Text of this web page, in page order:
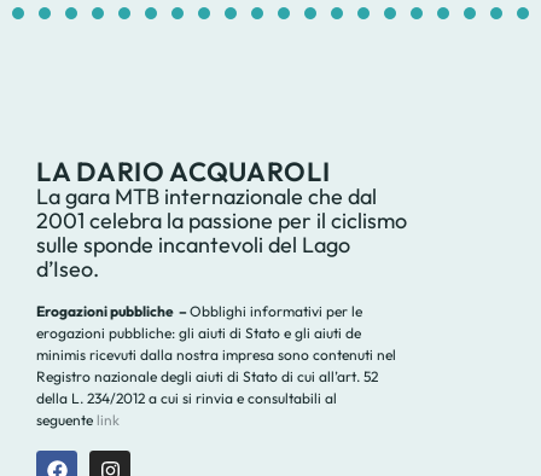
1 2 3 4 5 6 7 8 9 10 11 12 13 14
LA DARIO ACQUAROLI
La gara MTB internazionale che dal
2001 celebra la passione per il ciclismo
sulle sponde incantevoli del Lago
d’Iseo.
Erogazioni pubbliche –Obblighi informativi per le
erogazioni pubbliche: gli aiuti di Stato e gli aiuti de
minimis ricevuti dalla nostra impresa sono contenuti nel
Registro nazionale degli aiuti di Stato di cui all’art. 52
della L. 234/2012 a cui si rinvia e consultabili al
seguente link